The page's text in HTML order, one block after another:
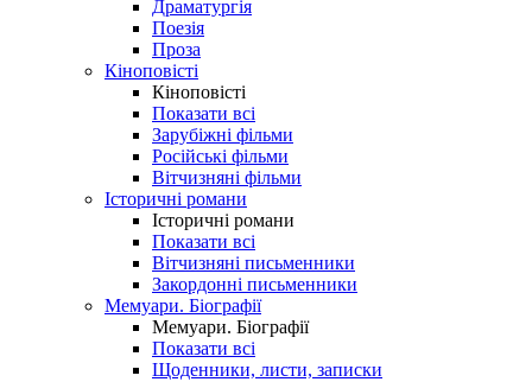
Драматургія
Поезія
Проза
Кіноповісті
Кіноповісті
Показати всі
Зарубіжні фільми
Російські фільми
Вітчизняні фільми
Історичні романи
Історичні романи
Показати всі
Вітчизняні письменники
Закордонні письменники
Мемуари. Біографії
Мемуари. Біографії
Показати всі
Щоденники, листи, записки